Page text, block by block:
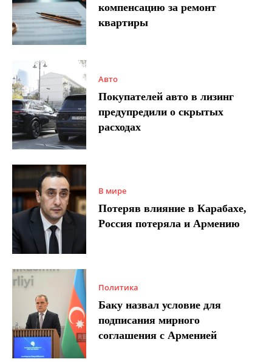
компенсацию за ремонт
квартиры
Авто
Покупателей авто в лизинг
предупредили о скрытых
расходах
В мире
Потеряв влияние в Карабахе,
Россия потеряла и Армению
Политика
Баку назвал условие для
подписания мирного
соглашения с Арменией